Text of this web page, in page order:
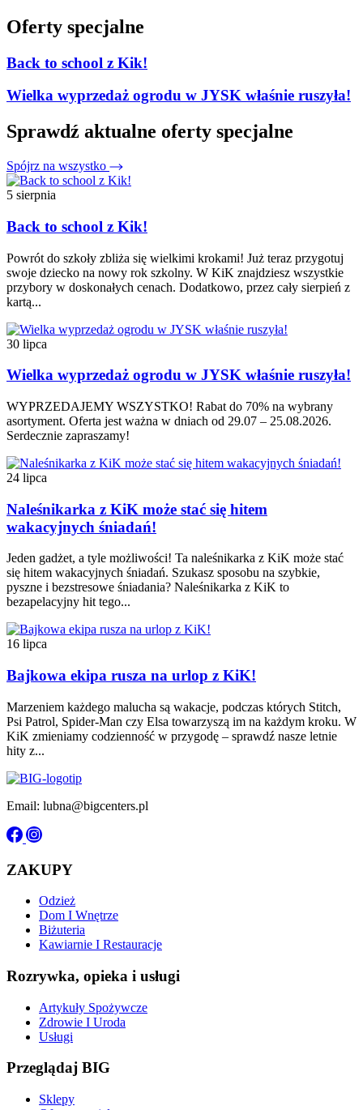
Oferty specjalne
Back to school z Kik!
Wielka wyprzedaż ogrodu w JYSK właśnie ruszyła!
Sprawdź aktualne oferty specjalne
Spójrz na wszystko
5 sierpnia
Back to school z Kik!
Powrót do szkoły zbliża się wielkimi krokami! Już teraz przygotuj
swoje dziecko na nowy rok szkolny. W KiK znajdziesz wszystkie
przybory w doskonałych cenach. Dodatkowo, przez cały sierpień z
kartą...
30 lipca
Wielka wyprzedaż ogrodu w JYSK właśnie ruszyła!
WYPRZEDAJEMY WSZYSTKO! Rabat do 70% na wybrany
asortyment. Oferta jest ważna w dniach od 29.07 – 25.08.2026.
Serdecznie zapraszamy!
24 lipca
Naleśnikarka z KiK może stać się hitem
wakacyjnych śniadań!
Jeden gadżet, a tyle możliwości! Ta naleśnikarka z KiK może stać
się hitem wakacyjnych śniadań. Szukasz sposobu na szybkie,
pyszne i bezstresowe śniadania? Naleśnikarka z KiK to
bezapelacyjny hit tego...
16 lipca
Bajkowa ekipa rusza na urlop z KiK!
Marzeniem każdego malucha są wakacje, podczas których Stitch,
Psi Patrol, Spider-Man czy Elsa towarzyszą im na każdym kroku. W
KiK zmieniamy codzienność w przygodę – sprawdź nasze letnie
hity z...
Email: lubna@bigcenters.pl
ZAKUPY
Odzież
Dom I Wnętrze
Biżuteria
Kawiarnie I Restauracje
Rozrywka, opieka i usługi
Artykuły Spożywcze
Zdrowie I Uroda
Usługi
Przeglądaj BIG
Sklepy